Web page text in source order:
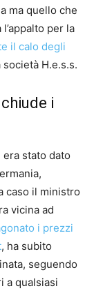
ma quello che
per la
il calo degli
società H.e.s.s.
i
stato dato
caso il ministro
vicina ad
i prezzi
, ha subito
seguendo
a qualsiasi